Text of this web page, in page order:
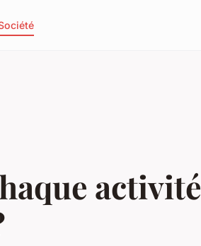
activité